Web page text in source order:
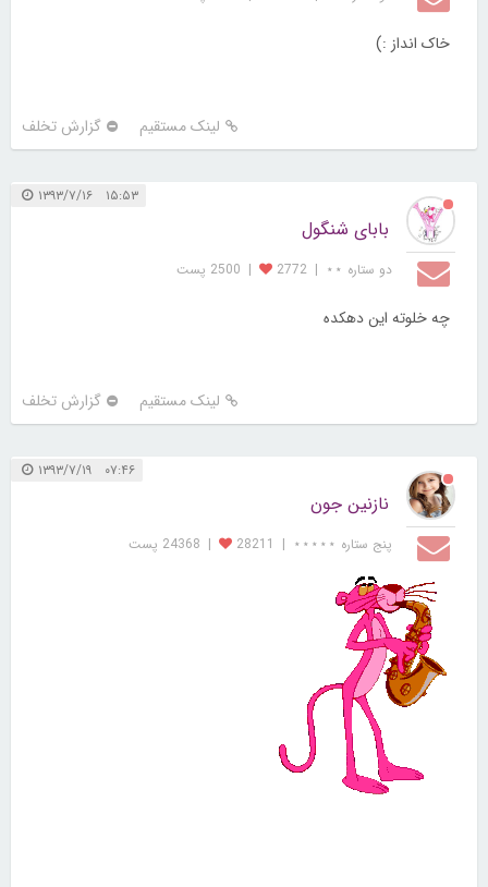
خاک انداز :)
لینک مستقیم گزارش تخلف
۱۵:۵۳ ۱۳۹۳/۷/۱۶
بابای شنگول
دو ستاره ⋆⋆ |
2772
| 2500 پست
چه خلوته این دهکده
لینک مستقیم گزارش تخلف
۰۷:۴۶ ۱۳۹۳/۷/۱۹
نازنین جون
پنج ستاره ⋆⋆⋆⋆⋆ |
28211
| 24368 پست